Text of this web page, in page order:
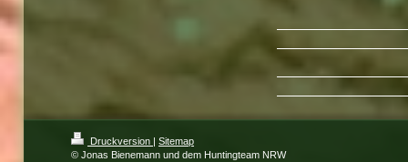
Druckversion
Sitemap
© Jonas Bienemann und dem Huntingteam NRW